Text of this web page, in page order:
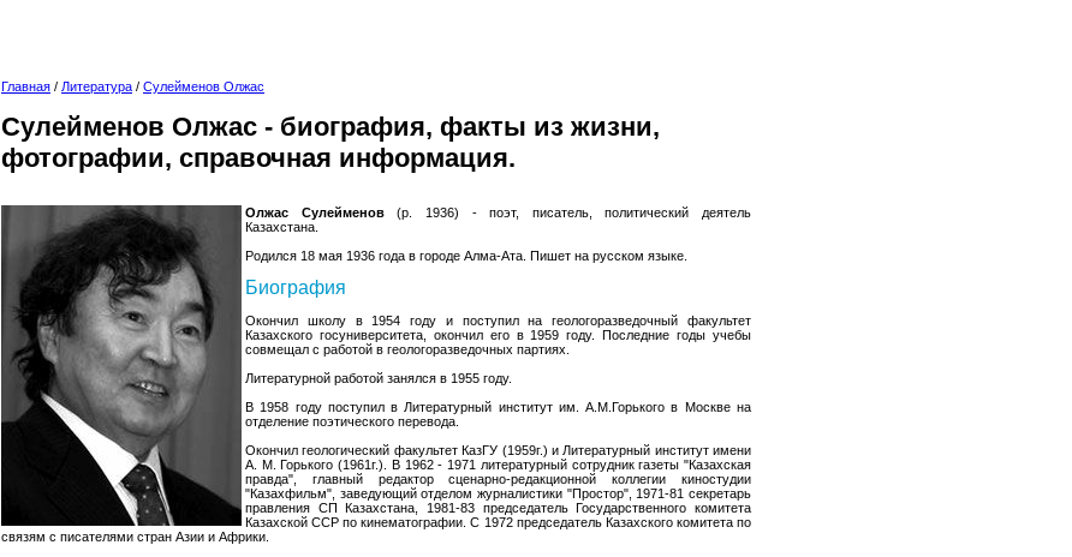
Главная / Литература / Сулейменов Олжас
Сулейменов Олжас - биография, факты из жизни,
фотографии, справочная информация.
Олжас Сулейменов(р. 1936) - поэт, писатель, политический деятель
Казахстана.
Родился 18 мая 1936 года в городе Алма-Ата. Пишет на русском языке.
Биография
Окончил школу в 1954 году и поступил на геологоразведочный факультет
Казахского госуниверситета, окончил его в 1959 году. Последние годы учебы
совмещал с работой в геологоразведочных партиях.
Литературной работой занялся в 1955 году.
В 1958 году поступил в Литературный институт им. А.М.Горького в Москве на
отделение поэтического перевода.
Окончил геологический факультет КазГУ (1959г.) и Литературный институт имени
А. М. Горького (1961г.). В 1962 - 1971 литературный сотрудник газеты "Казахская
правда", главный редактор сценарно-редакционной коллегии киностудии
"Казахфильм", заведующий отделом журналистики "Простор", 1971-81 секретарь
правления СП Казахстана, 1981-83 председатель Государственного комитета
Казахской ССР по кинематографии. С 1972 председатель Казахского комитета по
связям с писателями стран Азии и Африки.